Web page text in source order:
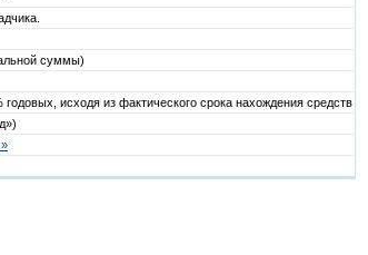
суммы)
исходя из фактического срока нахождения средств